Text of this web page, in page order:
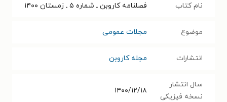
نام کتاب فصلنامه کاروبن ـ شماره ۵ ـ زمستان ۱۴۰۰
موضوع مجلات عمومی
انتشارات مجله کاروبن
سال انتشار
نسخه فیزیکی
۱۴۰۰/۱۲/۱۸